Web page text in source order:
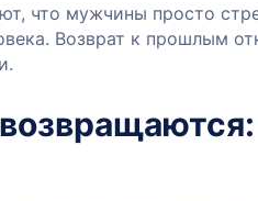
что мужчины просто
Возврат к прошлым